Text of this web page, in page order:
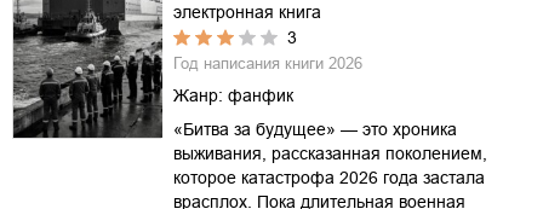
электронная книга
3
Год написания книги 2026
Жанр: фанфик
«Битва за будущее» — это хроника
выживания, рассказанная поколением,
которое катастрофа 2026 года застала
врасплох. Пока длительная военная